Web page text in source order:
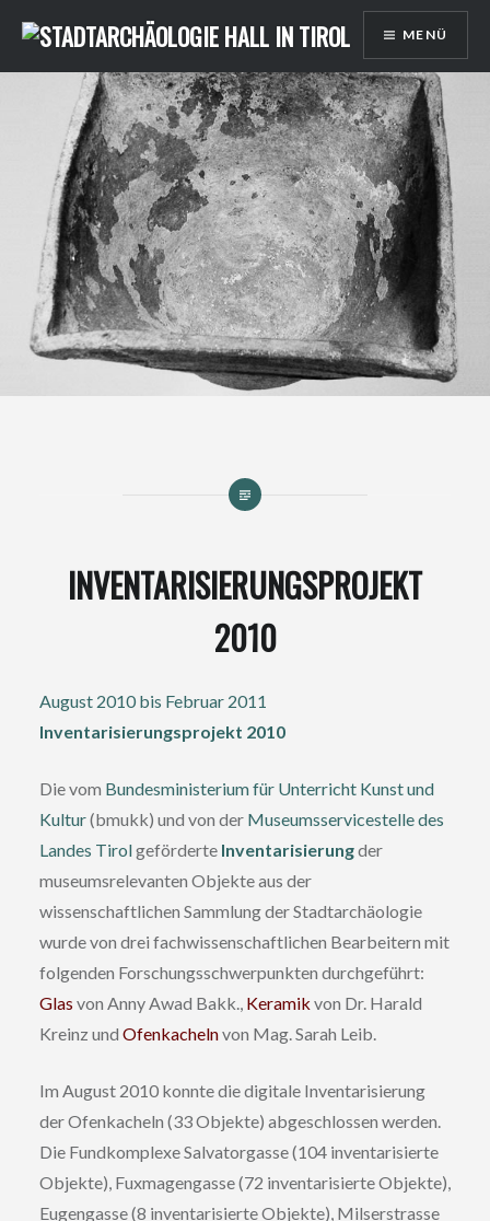
zum
Inhalt
MENÜ
INVENTARISIERUNGSPROJEKT
2010
August 2010 bis Februar 2011
Inventarisierungsprojekt 2010
Die vom Bundesministerium für Unterricht Kunst und
Kultur(bmukk) und von der Museumsservicestelle des
Landes Tirolgeförderte Inventarisierungder
museumsrelevanten Objekte aus der
wissenschaftlichen Sammlung der Stadtarchäologie
wurde von drei fachwissenschaftlichen Bearbeitern mit
folgenden Forschungsschwerpunkten durchgeführt:
Glas von Anny Awad Bakk., Keramik von Dr. Harald
Kreinz und Ofenkachelnvon Mag. Sarah Leib.
Im August 2010 konnte die digitale Inventarisierung
der Ofenkacheln (33 Objekte) abgeschlossen werden.
Die Fundkomplexe Salvatorgasse (104 inventarisierte
Objekte), Fuxmagengasse (72 inventarisierte Objekte),
Eugengasse (8 inventarisierte Objekte), Milserstrasse